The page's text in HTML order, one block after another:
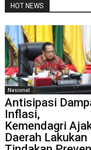
HOT NEWS
Nasional
Antisipasi
Inflasi,
Kemendagri
Daerah Lakukan